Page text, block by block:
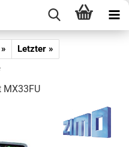
Letzter »
MX33FU